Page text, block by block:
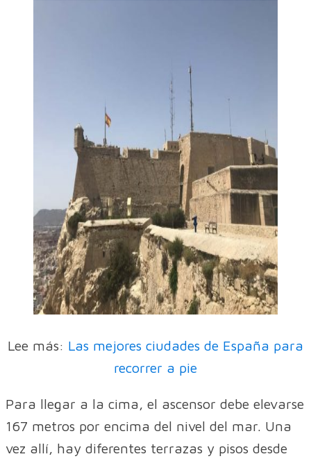
Lee más: Las mejores ciudades de España para
recorrer a pie
Para llegar a la cima, el ascensor debe elevarse
167 metros por encima del nivel del mar. Una
vez allí, hay diferentes terrazas y pisos desde